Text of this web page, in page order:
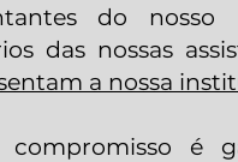
do nosso
das nossas
a nossa
compromisso é